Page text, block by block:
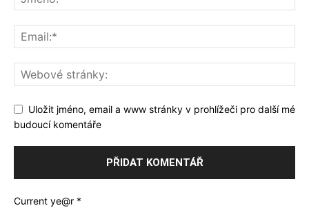
Uložit jméno, email a www stránky v prohlížeči pro další mé
budoucí komentáře
Current ye@r *